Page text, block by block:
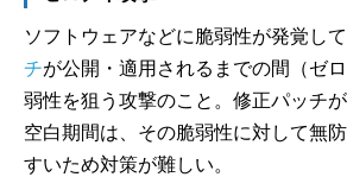
ソフトウェアなどに脆弱性が発覚し
チが公開・適用されるまでの間（ゼ
弱性を狙う攻撃のこと。修正パッチ
空白期間は、その脆弱性に対して無
すいため対策が難しい。